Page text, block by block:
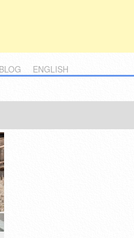
BLOG ENGLISH